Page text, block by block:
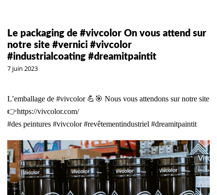
Le packaging de #vivcolor On vous attend sur
notre site #vernici #vivcolor
#industrialcoating #dreamitpaintit
7 juin 2023
L’emballage de #vivcolor💪🎯 Nous vous attendons sur notre site
👉https://vivcolor.com/
#des peintures #vivcolor #revêtementindustriel #dreamitpaintit